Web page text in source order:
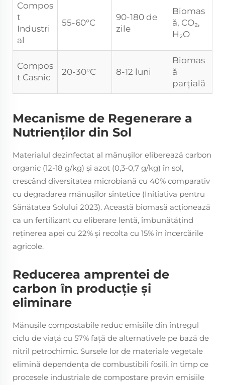
Compos
t
Industri
al
55-60°C
90-180 de
zile
Biomas
ă, CO₂,
H₂O
Compos
t Casnic
20-30°C 8-12 luni
Biomas
ă
parțială
Mecanisme de Regenerare a
Nutrienților din Sol
Materialul dezinfectat al mănușilor eliberează carbon
organic (12-18 g/kg) și azot (0,3-0,7 g/kg) în sol,
crescând diversitatea microbiană cu 40% comparativ
cu degradarea mănușilor sintetice (Inițiativa pentru
Sănătatea Solului 2023). Această biomasă acționează
ca un fertilizant cu eliberare lentă, îmbunătățind
reținerea apei cu 22% și recolta cu 15% în încercările
agricole.
Reducerea amprentei de
carbon în producție și
eliminare
Mănușile compostabile reduc emisiile din întregul
ciclu de viață cu 57% față de alternativele pe bază de
nitril petrochimic. Sursele lor de materiale vegetale
elimină dependența de combustibili fosili, în timp ce
procesele industriale de compostare previn emisiile